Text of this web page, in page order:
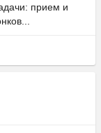
прием и